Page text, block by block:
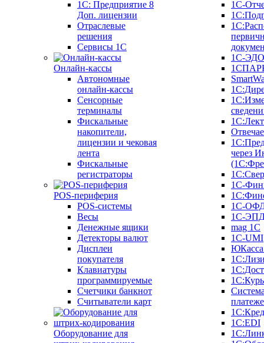
1C: Предприятие 8
Доп. лицензии
Отраслевые
решения
Сервисы 1С
Онлайн-кассы
Автономные
онлайн-кассы
Сенсорные
терминалы
Фискальные
накопители,
лицензии и чековая
лента
Фискальные
регистраторы
POS-периферия
POS-системы
Весы
Денежные ящики
Детекторы валют
Дисплеи
покупателя
Клавиатуры
программируемые
Счетчики банкнот
Считыватели карт
Оборудование для
1С-
1С-ЭДО
через
1С-
1С-
1С-
mag 1C
1C-UMI
1С:EDI